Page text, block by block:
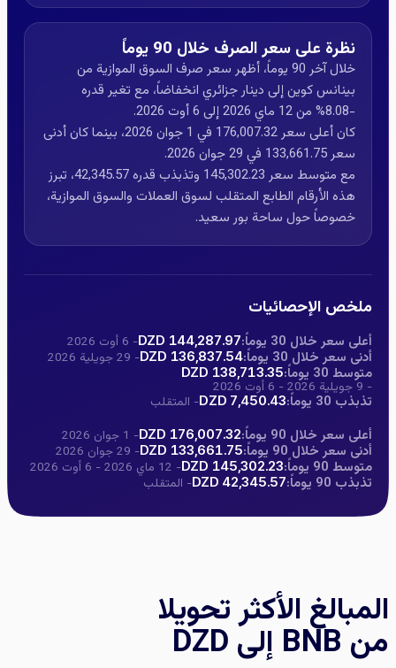
نظرة على سعر الصرف خلال 90 يوماً
خلال آخر 90 يوماً، أظهر سعر صرف السوق الموازية من
بينانس كوين إلى دينار جزائري انخفاضاً، مع تغير قدره
-8.08% من 12 ماي 2026 إلى 6 أوت 2026.
كان أعلى سعر 176,007.32 في 1 جوان 2026، بينما كان أدنى
سعر 133,661.75 في 29 جوان 2026.
مع متوسط سعر 145,302.23 وتذبذب قدره 42,345.57، تبرز
هذه الأرقام الطابع المتقلب لسوق العملات والسوق الموازية،
خصوصاً حول ساحة بور سعيد.
ملخص الإحصائيات
أعلى سعر خلال 30 يوماً: 144,287.97 DZD - 6 أوت 2026
أدنى سعر خلال 30 يوماً: 136,837.54 DZD - 29 جويلية 2026
متوسط 30 يوماً: 138,713.35 DZD
- 9 جويلية 2026 - 6 أوت 2026
تذبذب 30 يوماً: 7,450.43 DZD - المتقلب
أعلى سعر خلال 90 يوماً: 176,007.32 DZD - 1 جوان 2026
أدنى سعر خلال 90 يوماً: 133,661.75 DZD - 29 جوان 2026
متوسط 90 يوماً: 145,302.23 DZD - 12 ماي 2026 - 6 أوت 2026
تذبذب 90 يوماً: 42,345.57 DZD - المتقلب
المبالغ الأكثر تحويلا
من BNB إلى DZD